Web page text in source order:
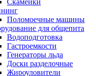
Скамейки
Поломоечные машины
для общепита
Водоподготовка
Гастроемкости
Генераторы льда
Доски разделочные
Жироуловители